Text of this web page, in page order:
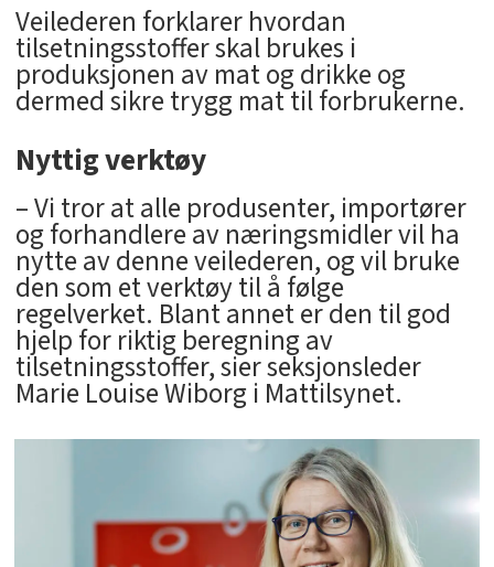
Veilederen forklarer hvordan
tilsetningsstoffer skal brukes i
produksjonen av mat og drikke og
dermed sikre trygg mat til forbrukerne.
Nyttig verktøy
– Vi tror at alle produsenter, importører
og forhandlere av næringsmidler vil ha
nytte av denne veilederen, og vil bruke
den som et verktøy til å følge
regelverket. Blant annet er den til god
hjelp for riktig beregning av
tilsetningsstoffer, sier seksjonsleder
Marie Louise Wiborg i Mattilsynet.